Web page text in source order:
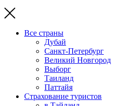
Все страны
Дубай
Санкт-Петербург
Великий Новгород
Выборг
Таиланд
Паттайя
Страхование туристов